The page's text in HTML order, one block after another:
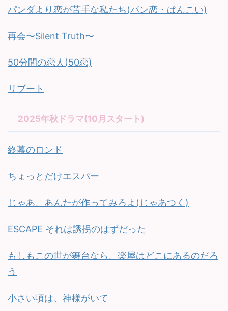
パンダより恋が苦手な私たち(パン恋・ぱんこい)
再会〜Silent Truth〜
50分間の恋人(50恋)
リブート
2025年秋ドラマ(10月スタート)
終幕のロンド
ちょっとだけエスパー
じゃあ、あんたが作ってみろよ(じゃあつく)
ESCAPE それは誘拐のはずだった
もしもこの世が舞台なら、楽屋はどこにあるのだろ
う
小さい頃は、神様がいて